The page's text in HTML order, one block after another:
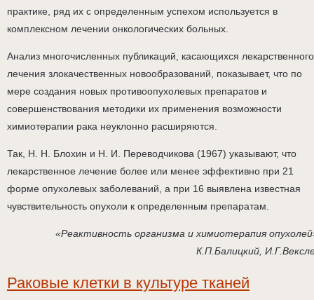
практике, ряд их с определенным успехом используется в
комплексном лечении онкологических больных.
Анализ многочисленных публикаций, касающихся лекарственного
лечения злокачественных новообразований, показывает, что по
мере создания новых противоопухолевых препаратов и
совершенствования методики их применения возможности
химиотерапии рака неуклонно расширяются.
Так, Н. Н. Блохин и Н. И. Переводчикова (1967) указывают, что
лекарственное лечение более или менее эффективно при 21
форме опухолевых заболеваний, а при 16 выявлена известная
чувствительность опухоли к определенным препаратам.
«Реактивность организма и химиотерапия
К.П.Балицкий,
Раковые клетки в культуре тканей